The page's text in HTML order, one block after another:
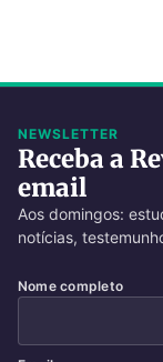
NEWSLETTER
Receba a
email
Aos domingos:
notícias,
Nome completo